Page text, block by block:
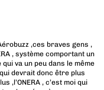
,ces braves gens ,
, système comportant un
va un peu dans le même
devrait donc être plus
,l’ONERA , c’est moi qui